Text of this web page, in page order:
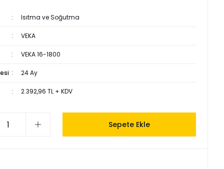
Isıtma ve Soğutma
VEKA
VEKA 16-1800
24 Ay
2.392,96 TL + KDV
Sepete Ekle